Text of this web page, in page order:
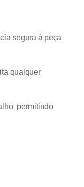
segura à peça
qualquer
permitindo